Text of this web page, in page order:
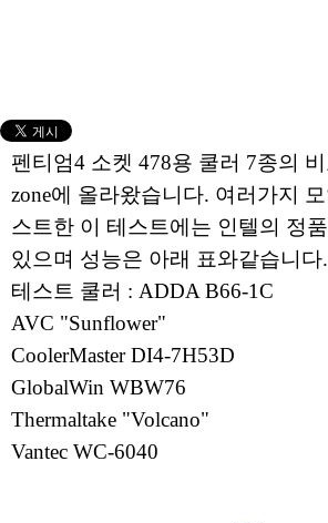
펜티엄4 소켓 478용 쿨러 7종의
zone에 올라왔습니다. 여러가지
스트한 이 테스트에는 인텔의 정
있으며 성능은 아래 표와같습니다.
테스트 쿨러 : ADDA B66-1C
AVC "Sunflower"
CoolerMaster DI4-7H53D
GlobalWin WBW76
Thermaltake "Volcano"
Vantec WC-6040